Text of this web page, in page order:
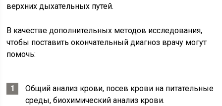
верхних дыхательных путей.
В качестве дополнительных методов исследования,
чтобы поставить окончательный диагноз врачу могут
помочь:
Общий анализ крови, посев крови на питательные
среды, биохимический анализ крови.